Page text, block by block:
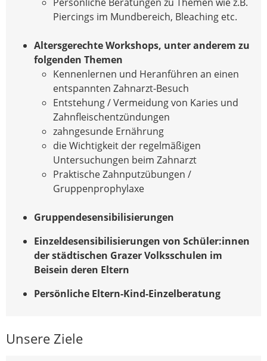
Piercings im Mundbereich, Bleaching etc.
Altersgerechte Workshops, unter anderem zu
folgenden Themen
Kennenlernen und Heranführen an einen
entspannten Zahnarzt-Besuch
Entstehung / Vermeidung von Karies und
Zahnfleischentzündungen
zahngesunde Ernährung
die Wichtigkeit der regelmäßigen
Untersuchungen beim Zahnarzt
Praktische Zahnputzübungen /
Gruppenprophylaxe
Gruppendesensibilisierungen
Einzeldesensibilisierungen von Schüler:innen
der städtischen Grazer Volksschulen im
Beisein deren Eltern
Persönliche Eltern-Kind-Einzelberatung
Unsere Ziele